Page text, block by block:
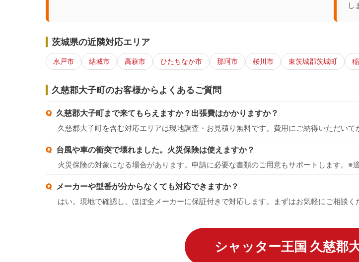
し
茨城県の近隣対応エリア
水戸市 結城市 高萩市 ひたちなか市 那珂市 桜川市 東茨城郡茨城町
久慈郡大子町のお客様からよくあるご質問
久慈郡大子町まで来てもらえますか？出張費はかかりますか？
久慈郡大子町を含む対応エリアは現地調査・お見積り無料です。費用にご納得いただいて
台風や車の衝突で壊れました。火災保険は使えますか？
火災保険の対象になる場合があります。申請に必要な書類のご用意もサポートします。※
メーカーや型番が分からなくても対応できますか？
はい。現地で確認し、ほぼ全メーカーに保証付きで対応します。まずはお気軽にご相談く
シャッター王国 久慈郡